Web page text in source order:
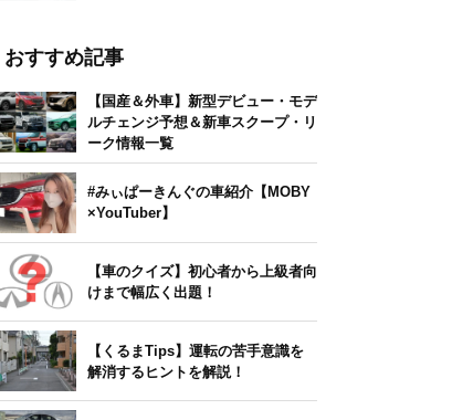
おすすめ記事
【国産＆外車】新型デビュー・モデ
ルチェンジ予想＆新車スクープ・リ
ーク情報一覧
#みぃぱーきんぐの車紹介【MOBY
×YouTuber】
【車のクイズ】初心者から上級者向
けまで幅広く出題！
【くるまTips】運転の苦手意識を
解消するヒントを解説！